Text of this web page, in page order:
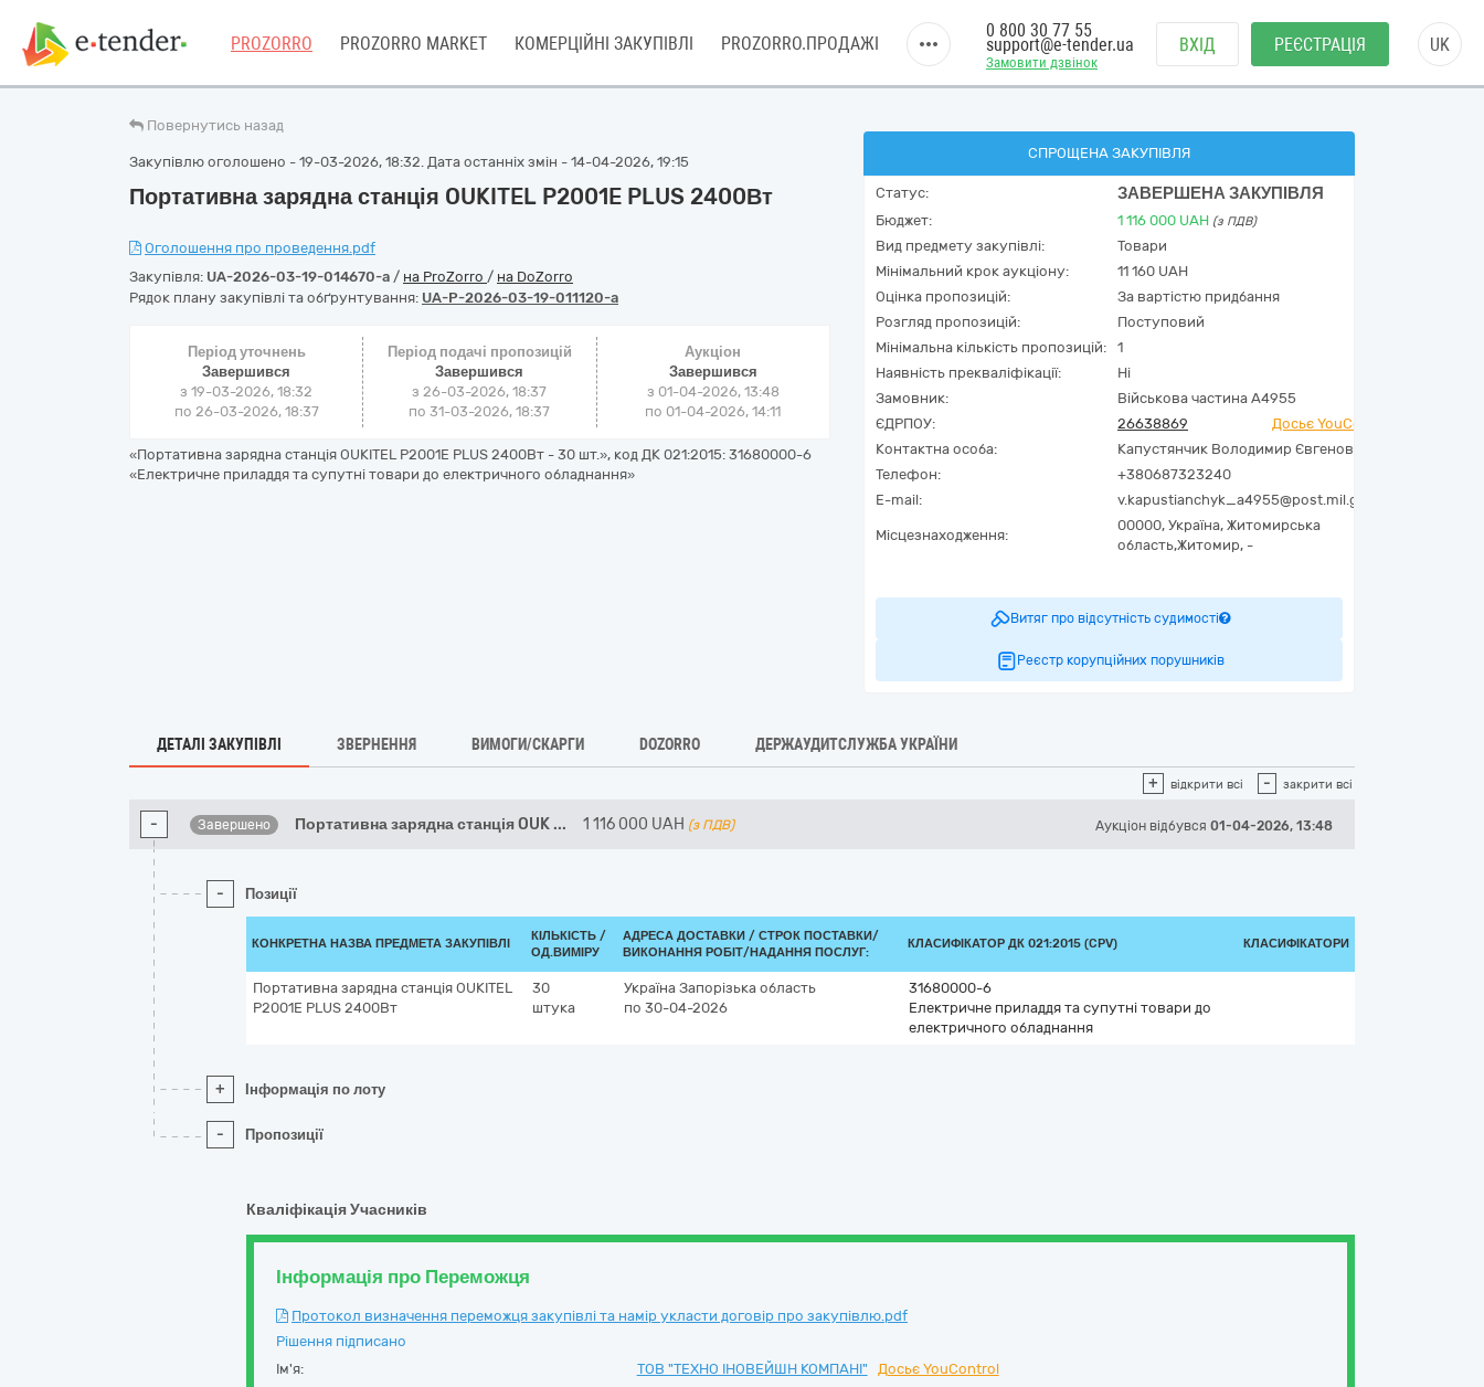
PROZORRO PROZORRO MARKET КОМЕРЦІЙНІ ЗАКУПІВЛІ PROZORRO.ПРОДАЖІ
Замовити дзвінок
0 800 30 77 55
support@e-tender.ua ВХІД РЕЄСТРАЦІЯ UK
Повернутись назад
Закупівлю оголошено - 19-03-2026, 18:32. Дата останніх змін - 14-04-2026, 19:15
Портативна зарядна станція OUKITEL P2001E PLUS 2400Вт
Оголошення про проведення.pdf
Закупівля: UA-2026-03-19-014670-a / на ProZorro / на DoZorro
Рядок плану закупівлі та обґрунтування: UA-P-2026-03-19-011120-a
Період уточнень
Завершився
з 19-03-2026, 18:32
по 26-03-2026, 18:37
Період подачі пропозицій
Завершився
з 26-03-2026, 18:37
по 31-03-2026, 18:37
Аукціон
Завершився
з 01-04-2026, 13:48
по 01-04-2026, 14:11
«Портативна зарядна станція OUKITEL P2001E PLUS 2400Вт - 30 шт.», код ДК 021:2015: 31680000-6
«Електричне приладдя та супутні товари до електричного обладнання»
СПРОЩЕНА ЗАКУПІВЛЯ
Статус: ЗАВЕРШЕНА ЗАКУПІВЛЯ
Бюджет: 1 116 000 UAH (з ПДВ)
Вид предмету закупівлі:
Товари
Мінімальний крок аукціону:
11 160 UAH
Оцінка пропозицій:
За вартістю придбання
Розгляд пропозицій:
Поступовий
Мінімальна кількість пропозицій:
1
Наявність прекваліфікації:
Ні
Замовник:
Військова частина А4955
ЄДРПОУ:
26638869
Досьє YouControl
Контактна особа:
Капустянчик Володимир Євгенович
Телефон:
+380687323240
E-mail:
v.kapustianchyk_a4955@post.mil.gov.ua
Місцезнаходження:
00000, Україна, Житомирська
область,Житомир, -
Витяг про відсутність судимості
Реєстр корупційних порушників
ДЕТАЛІ ЗАКУПІВЛІ ЗВЕРНЕННЯ ВИМОГИ/СКАРГИ DOZORRO ДЕРЖАУДИТСЛУЖБА УКРАЇНИ
+ відкрити всі - закрити всі
- Завершено Портативна зарядна станція OUK ... 1 116 000 UAH (з ПДВ) Аукціон відбувся 01-04-2026, 13:48
- Позиції
КОНКРЕТНА НАЗВА ПРЕДМЕТА ЗАКУПІВЛІ
КІЛЬКІСТЬ /
ОД.ВИМІРУ
АДРЕСА ДОСТАВКИ / СТРОК ПОСТАВКИ/
ВИКОНАННЯ РОБІТ/НАДАННЯ ПОСЛУГ:
КЛАСИФІКАТОР ДК 021:2015 (CPV) КЛАСИФІКАТОРИ
Портативна зарядна станція OUKITEL
P2001E PLUS 2400Вт
30
штука
Україна Запорізька область
по 30-04-2026
31680000-6
Електричне приладдя та супутні товари до
електричного обладнання
+ Інформація по лоту
- Пропозиції
Кваліфікація Учасників
Інформація про Переможця
Протокол визначення переможця закупівлі та намір укласти договір про закупівлю.pdf
Рішення підписано
Ім'я:
ТОВ "ТЕХНО ІНОВЕЙШН КОМПАНІ"
Досьє YouControl